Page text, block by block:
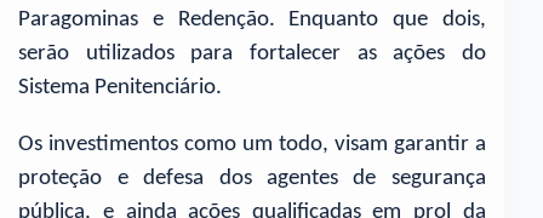
Paragominas e Redenção. Enquanto que dois,
serão utilizados para fortalecer as ações do
Sistema Penitenciário.
Os investimentos como um todo, visam garantir a
proteção e defesa dos agentes de segurança
pública, e ainda ações qualificadas em prol da